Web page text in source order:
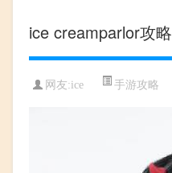
ice creamparlor攻略
网友:ice 手游攻略